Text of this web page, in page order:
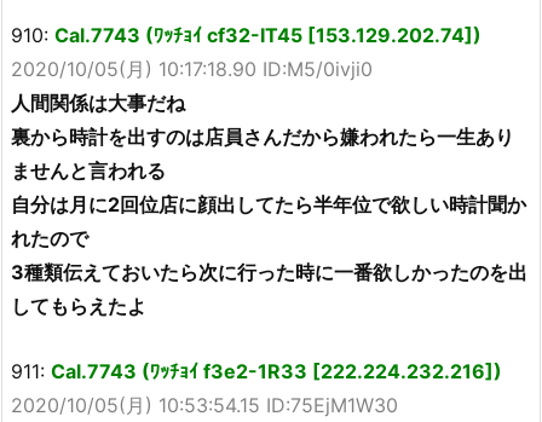
910: Cal.7743 (ﾜｯﾁｮｲ cf32-IT45 [153.129.202.74])
2020/10/05(月) 10:17:18.90 ID:M5/0ivji0
人間関係は大事だね
裏から時計を出すのは店員さんだから嫌われたら一生あり
ませんと言われる
自分は月に2回位店に顔出してたら半年位で欲しい時計聞か
れたので
3種類伝えておいたら次に行った時に一番欲しかったのを出
してもらえたよ
911: Cal.7743 (ﾜｯﾁｮｲ f3e2-1R33 [222.224.232.216])
2020/10/05(月) 10:53:54.15 ID:75EjM1W30